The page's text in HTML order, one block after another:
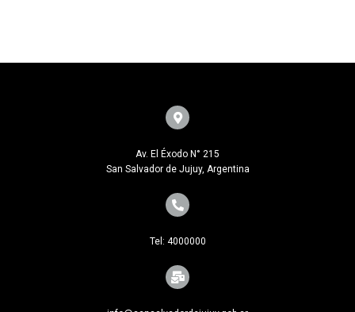
Av. El Éxodo N° 215
San Salvador de Jujuy, Argentina
Tel: 4000000